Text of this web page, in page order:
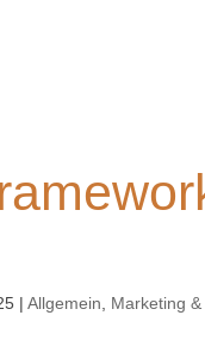
|Allgemein Marketing